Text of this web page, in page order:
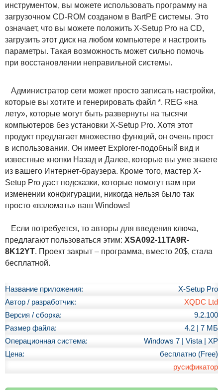
инструментом, вы можете использовать программу на
загрузочном CD-ROM созданом в BartPE системы. Это
означает, что вы можете положить X-Setup Pro на CD,
загрузить этот диск на любом компьютере и настроить
параметры. Такая возможность может сильно помочь
при восстановлении неправильной системы.
Администратор сети может просто записать настройки,
которые вы хотите и генерировать файл *. REG «на
лету», которые могут быть развернуты на тысячи
компьютеров без установки X-Setup Pro. Хотя этот
продукт предлагает множество функций, он очень прост
в использовании. Он имеет Explorer-подобный вид и
известные кнопки Назад и Далее, которые вы уже знаете
из вашего Интернет-браузера. Кроме того, мастер X-
Setup Pro даст подсказки, которые помогут вам при
изменении конфигурации, никогда нельзя было так
просто «взломать» ваш Windows!
Если потребуется, то авторы для введения ключа,
предлагают пользоваться этим: XSA092-11TA9R-
8K12YT. Проект закрыт – программа, вместо 20$, стала
бесплатной.
Название приложения:
X-Setup Pro
Автор / разработчик:
XQDC Ltd
Версия / сборка:
9.2.100
Размер файла:
4.2 | 7 МБ
Операционная система:
Windows 7 | Vista | XP
Цена:
бесплатно (Free)
русификатор